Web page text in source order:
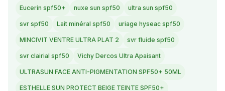
Eucerin spf50+ nuxe sun spf50 ultra sun spf50
svr spf50 Lait minéral spf50 uriage hyseac spf50
MINCIVIT VENTRE ULTRA PLAT 2 svr fluide spf50
svr clairial spf50 Vichy Dercos Ultra Apaisant
ULTRASUN FACE ANTI-PIGMENTATION SPF50+ 50ML
ESTHELLE SUN PROTECT BEIGE TEINTE SPF50+